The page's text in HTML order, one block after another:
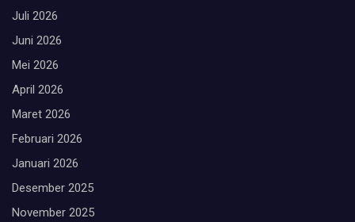
Juli 2026
Juni 2026
Mei 2026
April 2026
Maret 2026
Februari 2026
Januari 2026
Desember 2025
November 2025